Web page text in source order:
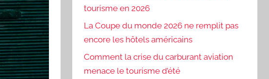
tourisme en 2026
La Coupe du monde 2026 ne remplit pas
encore les hôtels américains
Comment la crise du carburant aviation
menace le tourisme d’été